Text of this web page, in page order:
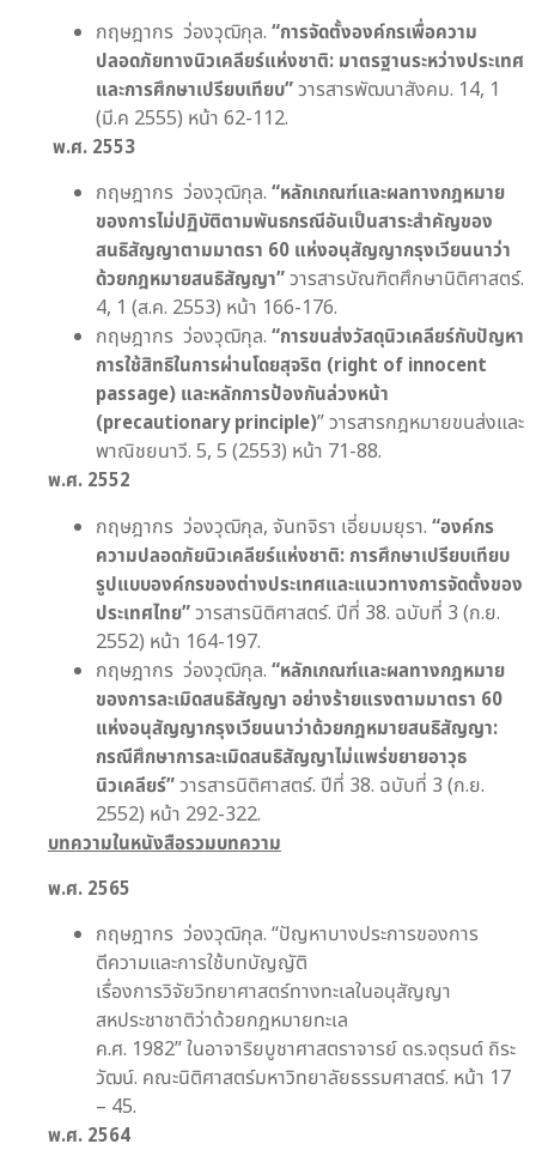
กฤษฎากร ว่องวุฒิกุล. “การจัดตั้งองค์กรเพื่อความ
ปลอดภัยทางนิวเคลียร์แห่งชาติ: มาตรฐานระหว่างประเทศ
และการศึกษาเปรียบเทียบ”วารสารพัฒนาสังคม. 14, 1
(มี.ค 2555) หน้า 62-112.
พ.ศ. 2553
กฤษฎากร ว่องวุฒิกุล. “หลักเกณฑ์และผลทางกฎหมาย
ของการไม่ปฏิบัติตามพันธกรณีอันเป็นสาระสำคัญของ
สนธิสัญญาตามมาตรา 60 แห่งอนุสัญญากรุงเวียนนาว่า
ด้วยกฎหมายสนธิสัญญา”วารสารบัณฑิตศึกษานิติศาสตร์.
4, 1 (ส.ค. 2553) หน้า 166-176.
กฤษฎากร ว่องวุฒิกุล. “การขนส่งวัสดุนิวเคลียร์กับปัญหา
การใช้สิทธิในการผ่านโดยสุจริต (right of innocent
passage) และหลักการป้องกันล่วงหน้า
(precautionary principle)” วารสารกฎหมายขนส่งและ
พาณิชยนาวี. 5, 5 (2553) หน้า 71-88.
พ.ศ. 2552
กฤษฎากร ว่องวุฒิกุล, จันทจิรา เอี่ยมมยุรา. “องค์กร
ความปลอดภัยนิวเคลียร์แห่งชาติ: การศึกษาเปรียบเทียบ
รูปแบบองค์กรของต่างประเทศและแนวทางการจัดตั้งของ
ประเทศไทย”วารสารนิติศาสตร์. ปีที่ 38. ฉบับที่ 3 (ก.ย.
2552) หน้า 164-197.
กฤษฎากร ว่องวุฒิกุล. “หลักเกณฑ์และผลทางกฎหมาย
ของการละเมิดสนธิสัญญา อย่างร้ายแรงตามมาตรา 60
แห่งอนุสัญญากรุงเวียนนาว่าด้วยกฎหมายสนธิสัญญา:
กรณีศึกษาการละเมิดสนธิสัญญาไม่แพร่ขยายอาวุธ
นิวเคลียร์”วารสารนิติศาสตร์. ปีที่ 38. ฉบับที่ 3 (ก.ย.
2552) หน้า 292-322.
บทความในหนังสือรวมบทความ
พ.ศ. 2565
กฤษฎากร ว่องวุฒิกุล. “ปัญหาบางประการของการ
ตีความและการใช้บทบัญญัติ
เรื่องการวิจัยวิทยาศาสตร์ทางทะเลในอนุสัญญา
สหประชาชาติว่าด้วยกฎหมายทะเล
ค.ศ. 1982” ในอาจาริยบูชาศาสตราจารย์ ดร.จตุรนต์ ถิระ
วัฒน์. คณะนิติศาสตร์มหาวิทยาลัยธรรมศาสตร์. หน้า 17
– 45.
พ.ศ. 2564